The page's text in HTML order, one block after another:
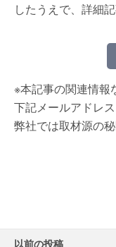
したうえで、詳細
※本記事の関連情報
下記メールアドレ
弊社では取材源の
以前の投稿